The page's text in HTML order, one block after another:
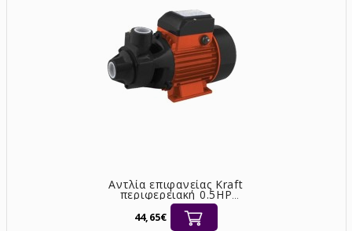
Αντλία επιφανείας Kraft
περιφερειακή 0.5HP
[63505]
44,65€